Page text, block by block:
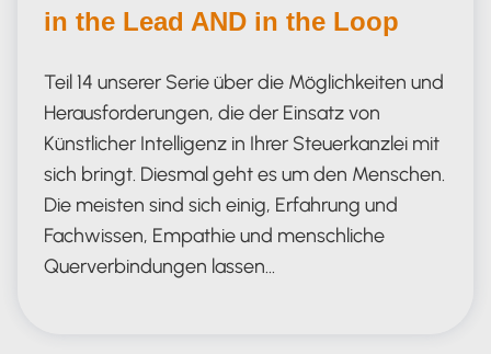
in the Lead AND in the Loop
Teil 14 unserer Serie über die Möglichkeiten und
Herausforderungen, die der Einsatz von
Künstlicher Intelligenz in Ihrer Steuerkanzlei mit
sich bringt. Diesmal geht es um den Menschen.
Die meisten sind sich einig, Erfahrung und
Fachwissen, Empathie und menschliche
Querverbindungen lassen…